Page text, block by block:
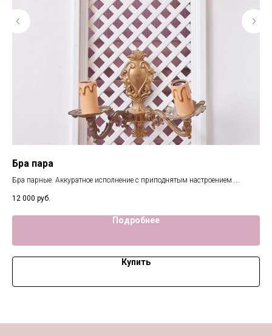
Бра пара
Бра парные. Аккуратное исполнение с приподнятым настроением .
12 000 руб.
Подробнее
Купить